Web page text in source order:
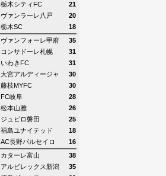
栃木シティFC
21
ヴァンラーレ八戸
20
栃木SC
18
ヴァンフォーレ甲府
35
コンサドーレ札幌
31
いわきFC
31
大宮アルディージャ
30
藤枝MYFC
30
FC岐阜
28
松本山雅
26
ジュビロ磐田
25
福島ユナイテッド
18
AC長野パルセイロ
16
カターレ富山
38
アルビレックス新潟
35